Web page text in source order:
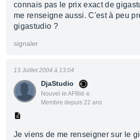
connais pas le prix exact de
me renseigne aussi. C'est à peu
gigastudio ?
signaler
DjaStudio
Nouvel·le AFfilié·e
Membre depuis 22 ans
13 Juillet 2004 à 13:04
Je viens de me renseigner sur le